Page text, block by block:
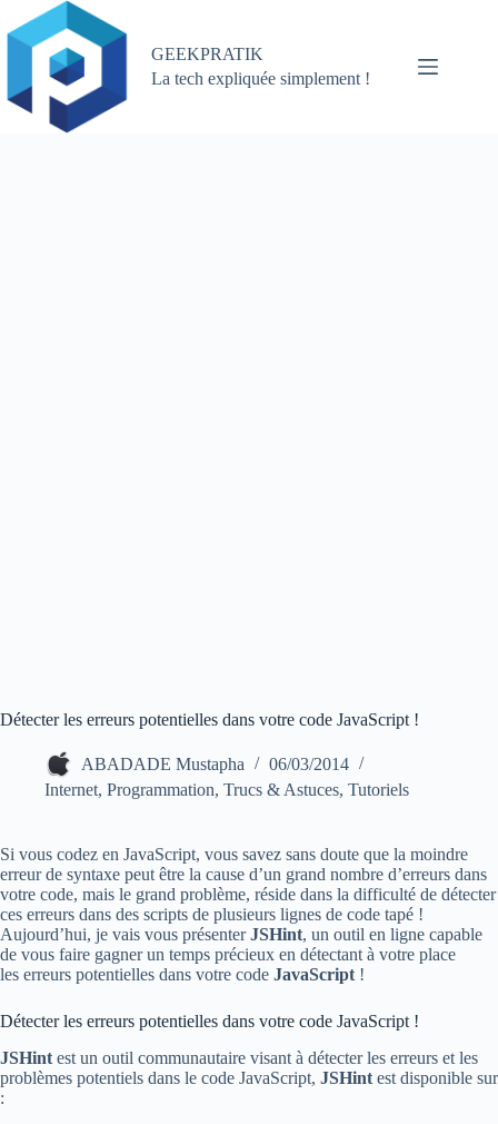
au
contenu
GEEKPRATIK
La tech expliquée simplement !
Détecter les erreurs potentielles dans votre code JavaScript !
ABADADE Mustapha
06/03/2014
Internet, Programmation, Trucs & Astuces, Tutoriels
Si vous codez en JavaScript, vous savez sans doute que la moindre
erreur de syntaxe peut être la cause d’un grand nombre d’erreurs dans
votre code, mais le grand problème, réside dans la difficulté de détecter
ces erreurs dans des scripts de plusieurs lignes de code tapé !
Aujourd’hui, je vais vous présenterJSHint, un outil en ligne capable
de vous faire gagner un temps précieux en détectant à votre place
les erreurs potentielles dans votre code JavaScript !
Détecter les erreurs potentielles dans votre code JavaScript !
JSHint est un outil communautaire visant à détecter les erreurs et les
problèmes potentiels dans le code JavaScript, JSHint est disponible sur
: